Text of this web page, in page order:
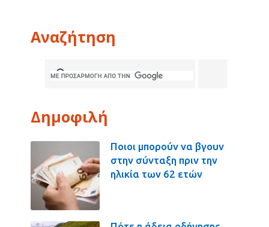
Αναζήτηση
Δημοφιλή
Ποιοι μπορούν να βγουν
στην σύνταξη πριν την
ηλικία των 62 ετών